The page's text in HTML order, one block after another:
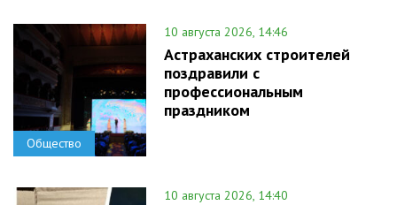
Общество
10 августа 2026, 14:46
Астраханских строителей
поздравили с
профессиональным
праздником
10 августа 2026, 14:40